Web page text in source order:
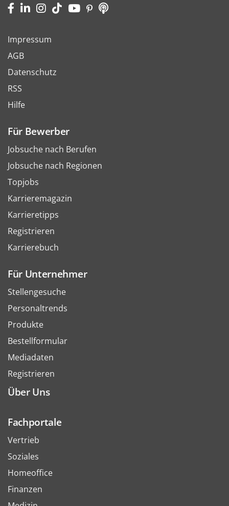
Impressum
AGB
Datenschutz
RSS
Hilfe
Für Bewerber
Jobsuche nach Berufen
Jobsuche nach Regionen
Topjobs
Karrieremagazin
Karrieretipps
Registrieren
Karrierebuch
Für Unternehmer
Stellengesuche
Personaltrends
Produkte
Bestellformular
Mediadaten
Registrieren
Über Uns
Fachportale
Vertrieb
Soziales
Homeoffice
Finanzen